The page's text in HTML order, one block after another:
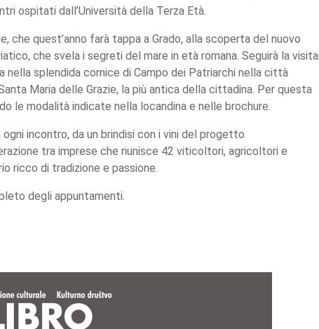
ospitati dall’Università della Terza Età.
che quest’anno farà tappa a Grado, alla scoperta del nuovo
che svela i segreti del mare in età romana. Seguirà la visita
nella splendida cornice di Campo dei Patriarchi nella città
Maria delle Grazie, la più antica della cittadina. Per questa
le modalità indicate nella locandina e nelle brochure.
incontro, da un brindisi con i vini del progetto
tra imprese che riunisce 42 viticoltori, agricoltori e
ricco di tradizione e passione.
degli appuntamenti.